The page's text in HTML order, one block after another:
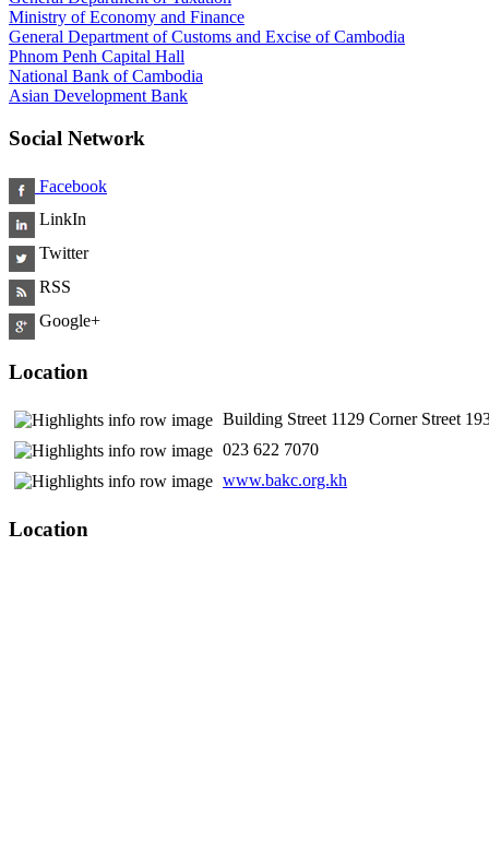
Ministry of Economy and Finance
General Department of Customs and Excise of Cambodia
Phnom Penh Capital Hall
National Bank of Cambodia
Asian Development Bank
Social Network
Facebook
LinkIn
Twitter
RSS
Google+
Location
Building Street 1129 Corner Street
​ 023 622 7070
www.bakc.org.kh
Location